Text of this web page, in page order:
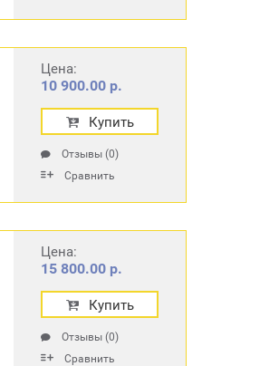
Цена:
10 900.00 р.
Купить
Отзывы (0)
Сравнить
Цена:
15 800.00 р.
Купить
Отзывы (0)
Сравнить